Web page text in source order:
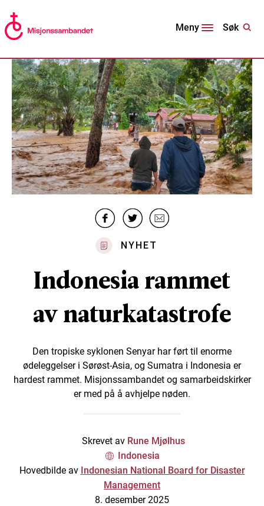
Meny Søk
NYHET
Indonesia rammet
av naturkatastrofe
Den tropiske syklonen Senyar har ført til enorme
ødeleggelser i Sørøst-Asia, og Sumatra i Indonesia er
hardest rammet. Misjonssambandet og samarbeidskirker
er med på å avhjelpe nøden.
Skrevet av Rune Mjølhus
Indonesia
Hovedbilde av Indonesian National Board for Disaster
Management
8. desember 2025